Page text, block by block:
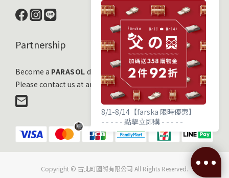
Partnership
Become a PARASOL distribution partner
Please contact us at any time!
Copyright © 古北町國際有限公司 All Rights Reserved.
8/1-8/14【farska 限時優惠】
- - - - - 點擊立即購 - - - - -